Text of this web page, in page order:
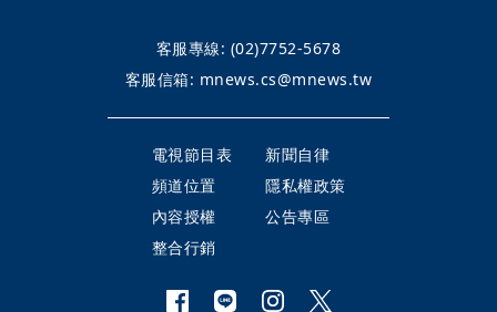
客服專線: (02)7752-5678
客服信箱: mnews.cs@mnews.tw
電視節目表
新聞自律
頻道位置
隱私權政策
內容授權
公告專區
整合行銷